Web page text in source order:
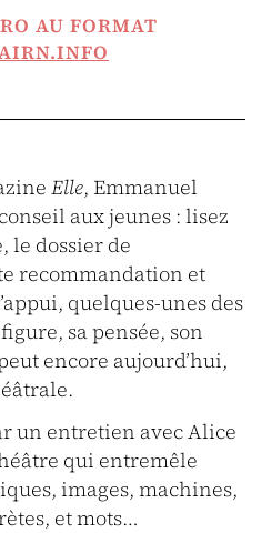
AU FORMAT
Elle, Emmanuel
aux jeunes : lisez
le dossier de
recommandation et
quelques-unes des
sa pensée, son
encore aujourd’hui,
un entretien avec Alice
qui entremêle
images, machines,
et mots…